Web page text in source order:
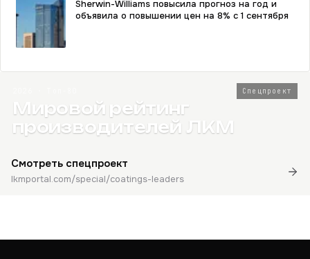
Sherwin-Williams повысила прогноз на год и
объявила о повышении цен на 8% с 1 сентября
Спецпроект
Мировой рейтинг
производителей ЛКМ
Смотреть спецпроект
lkmportal.com/special/coatings-leaders